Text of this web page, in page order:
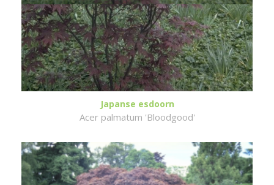
Japanse esdoorn
Acer palmatum 'Bloodgood'